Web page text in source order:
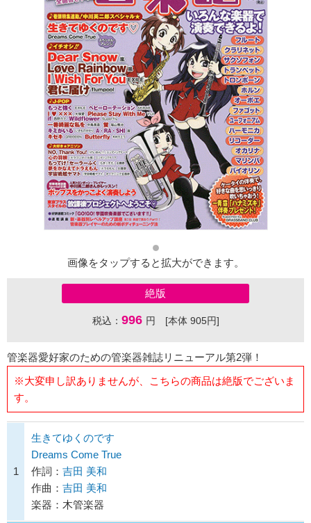
画像をタップすると拡大ができます。
絶版
税込： 996 円 [本体 905円]
管楽器愛好家のための管楽器雑誌リニューアル第2弾！
※大変申し訳ありませんが、こちらの商品は絶版でございま
す。
1
生きてゆくのです
Dreams Come True
作詞： 吉田 美和
作曲： 吉田 美和
楽器：木管楽器